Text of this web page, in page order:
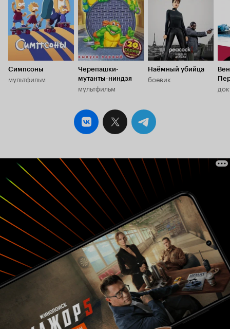
Симпсоны
мультфильм
Черепашки-
мутанты-ниндзя
мультфильм
Наёмный убийца
боевик